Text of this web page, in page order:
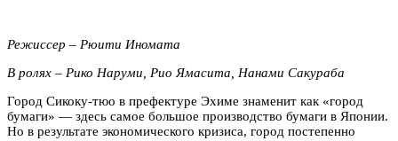
Режиссер – Рюити Иномата
В ролях – Рико Наруми, Рио Ямасита, Нанами Сакураба
Город Сикоку-тюо в префектуре Эхиме знаменит как «город
бумаги» — здесь самое большое производство бумаги в Японии.
Но в результате экономического кризиса, город постепенно